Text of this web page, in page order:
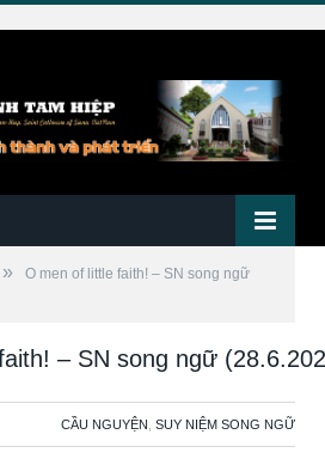
»
O men of little faith! – SN song ngữ
– SN song ngữ
CẦU NGUYỆN SUY NIỆM SONG NGỮ